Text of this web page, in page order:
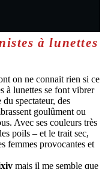
à lunettes
on ne connait rien si ce
à lunettes se font vibrer
spectateur, des
goulûment ou
Avec ses couleurs très
poils – et le trait sec,
femmes provocantes et
mais il me semble que